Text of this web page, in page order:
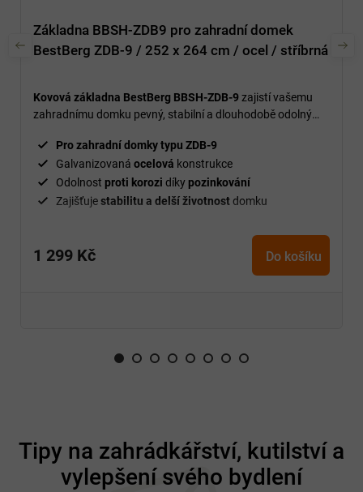
Základna BBSH-ZDB9 pro zahradní domek
BestBerg ZDB-9 / 252 x 264 cm / ocel / stříbrná
Kovová základna BestBerg BBSH-ZDB-9zajistí vašemu
zahradnímu domku pevný, stabilní a dlouhodobě odolný
Pro zahradní domky typu ZDB-9
Galvanizovaná ocelová konstrukce
Odolnost proti korozi díky pozinkování
Zajišťujestabilitu a delší životnost domku
1 299 Kč Do košíku
Tipy na zahrádkářství, kutilství a
vylepšení svého bydlení